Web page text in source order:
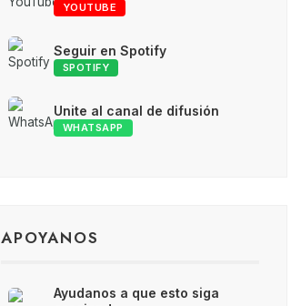
YOUTUBE
Seguir en Spotify
SPOTIFY
Unite al canal de difusión
WHATSAPP
APOYANOS
Ayudanos a que esto siga